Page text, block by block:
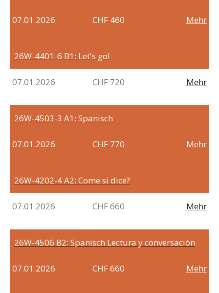
07.01.2026 CHF 460 Mehr
26W-4401-6 B1: Let's go!
07.01.2026 CHF 720 Mehr
26W-4503-3 A1: Spanisch
07.01.2026 CHF 770 Mehr
26W-4202-4A2: Come si dice?
07.01.2026 CHF 660 Mehr
26W-4506 B2: Spanisch Lectura y conversación
07.01.2026 CHF 660 Mehr